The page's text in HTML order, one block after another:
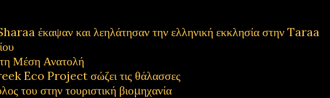
έκαψαν και λεηλάτησαν την ελληνική εκκλησία στην Taraa
Μέση Ανατολή
Eco Project σώζει τις θάλασσες
του στην τουριστική βιομηχανία